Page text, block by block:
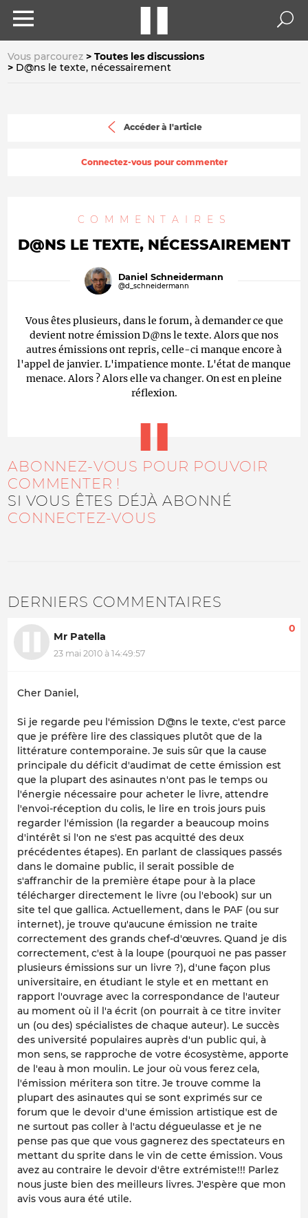
Vous parcourez
Toutes les discussions
D@ns le texte, nécessairement
Accéder à l'article
Connectez-vous pour commenter
COMMENTAIRES
D@NS LE TEXTE, NÉCESSAIREMENT
Daniel Schneidermann
@d_schneidermann
Vous êtes plusieurs, dans le forum, à demander ce que
devient notre émission D@ns le texte. Alors que nos
autres émissions ont repris, celle-ci manque encore à
l'appel de janvier. L'impatience monte. L'état de manque
menace. Alors ? Alors elle va changer. On est en pleine
réflexion.
ABONNEZ-VOUS POUR POUVOIR
COMMENTER !
SI VOUS ÊTES DÉJÀ ABONNÉ
CONNECTEZ-VOUS
DERNIERS COMMENTAIRES
Mr Patella
23 mai 2010 à 14:49:57
0
Cher Daniel,
Si je regarde peu l'émission D@ns le texte, c'est parce
que je préfère lire des classiques plutôt que de la
littérature contemporaine. Je suis sûr que la cause
principale du déficit d'audimat de cette émission est
que la plupart des asinautes n'ont pas le temps ou
l'énergie nécessaire pour acheter le livre, attendre
l'envoi-réception du colis, le lire en trois jours puis
regarder l'émission (la regarder a beaucoup moins
d'intérêt si l'on ne s'est pas acquitté des deux
précédentes étapes). En parlant de classiques passés
dans le domaine public, il serait possible de
s'affranchir de la première étape pour à la place
télécharger directement le livre (ou l'ebook) sur un
site tel que gallica. Actuellement, dans le PAF (ou sur
internet), je trouve qu'aucune émission ne traite
correctement des grands chef-d'œuvres. Quand je dis
correctement, c'est à la loupe (pourquoi ne pas passer
plusieurs émissions sur un livre ?), d'une façon plus
universitaire, en étudiant le style et en mettant en
rapport l'ouvrage avec la correspondance de l'auteur
au moment où il l'a écrit (on pourrait à ce titre inviter
un (ou des) spécialistes de chaque auteur). Le succès
des université populaires auprès d'un public qui, à
mon sens, se rapproche de votre écosystème, apporte
de l'eau à mon moulin. Le jour où vous ferez cela,
l'émission méritera son titre. Je trouve comme la
plupart des asinautes qui se sont exprimés sur ce
forum que le devoir d'une émission artistique est de
ne surtout pas coller à l'actu dégueulasse et je ne
pense pas que que vous gagnerez des spectateurs en
mettant du sprite dans le vin de cette émission. Vous
avez au contraire le devoir d'être extrémiste!!! Parlez
nous juste bien des meilleurs livres. J'espère que mon
avis vous aura été utile.